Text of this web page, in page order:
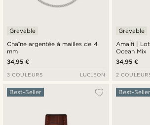
Chaîne argentée à mailles de 4
mm
Gravable
34,95 €
3 COULEURS LUCLEON
Amalfi |
Ocean Mix
Gravable
34,95 €
2
Best-Seller Best-Seller